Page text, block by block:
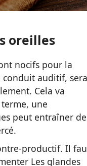
oreilles
nocifs pour la
conduit auditif, sera
Cela va
une
peut entraîner
productif. Il
Les glandes